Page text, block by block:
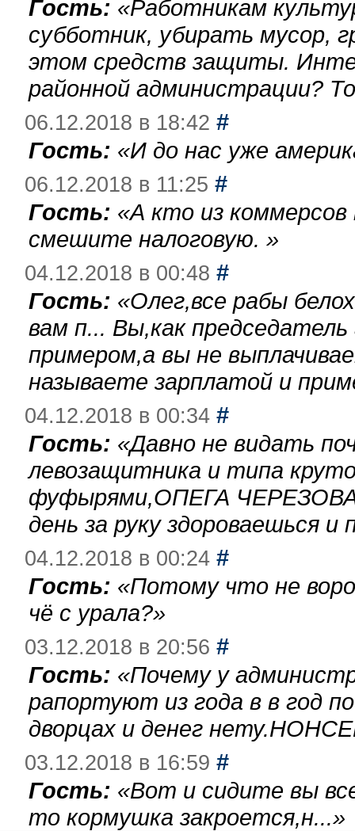
Гость: «Работникам
субботник, убирать мусор,
этом средств защиты.
районной администрации?
06.12.2018 в 18:42 #
Гость: «И до нас уже
06.12.2018 в 11:25 #
Гость: «А кто из
смешите налоговую. »
04.12.2018 в 00:48 #
Гость: «Олег,все рабы
вам п... Вы,как
примером,а вы не
называете зарплатой и
04.12.2018 в 00:34 #
Гость: «Давно не видать
левозащитника и типа
фуфырями,ОПЕГА
день за руку здороваешься
04.12.2018 в 00:24 #
Гость: «Потому что не
чё с урала?»
03.12.2018 в 20:56 #
Гость: «Почему у
рапортуют из года в в год
дворцах и денег
03.12.2018 в 16:59 #
Гость: «Вот и сидите вы
то кормушка закроется,н...»